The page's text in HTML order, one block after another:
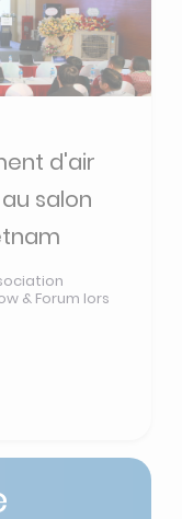
d'air
salon
& Forum lors